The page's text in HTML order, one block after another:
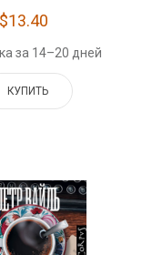
$13.40
за 14–20 дней
КУПИТЬ